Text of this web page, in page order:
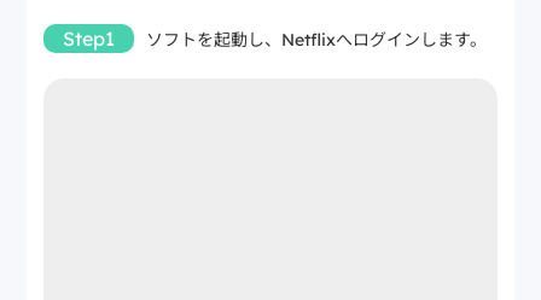
Step1 ソフトを起動し、Netflixへログインします。